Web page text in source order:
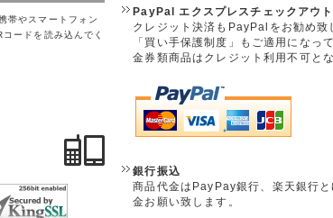
PayPal エクスプレスチェックアウト
クレジット決済もPayPalをお勧め致
「買い手保護制度」もご適用になっ
金券類商品はクレジット利用不可とな
銀行振込
商品代金はPayPay銀行、楽天銀行
金お願い致します。
帯やスマートフォン
ードを読み込んでく